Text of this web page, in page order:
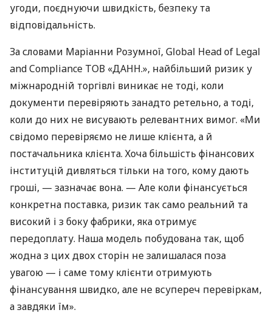
угоди, поєднуючи швидкість, безпеку та
відповідальність.
За словами Маріанни Розумної, Global Head of Legal
and Compliance ТОВ «ДАНН.», найбільший ризик у
міжнародній торгівлі виникає не тоді, коли
документи перевіряють занадто ретельно, а тоді,
коли до них не висувають релевантних вимог. «Ми
свідомо перевіряємо не лише клієнта, а й
постачальника клієнта. Хоча більшість фінансових
інституцій дивляться тільки на того, кому дають
гроші, — зазначає вона. — Але коли фінансується
конкретна поставка, ризик так само реальний та
високий і з боку фабрики, яка отримує
передоплату. Наша модель побудована так, щоб
жодна з цих двох сторін не залишалася поза
увагою — і саме тому клієнти отримують
фінансування швидко, але не всупереч перевіркам,
а завдяки їм».